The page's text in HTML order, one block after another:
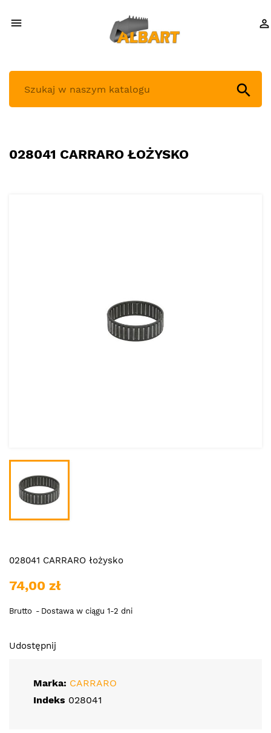
 

028041 CARRARO ŁOŻYSKO
028041 CARRARO łożysko
74,00 zł
Brutto Dostawa w ciągu 1-2 dni
Udostępnij
Marka: CARRARO
Indeks 028041